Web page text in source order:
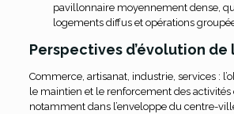
pavillonnaire moyennement dense,
logements diffus et opérations
Perspectives d’évolution de
Commerce, artisanat, industrie, services :
le maintien et le renforcement des activités
notamment dans l’enveloppe du centre-